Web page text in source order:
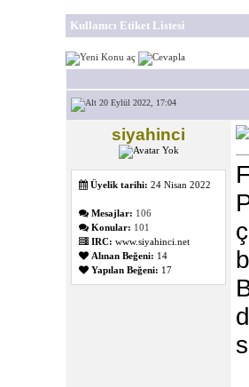
Kullanıcı Etiket Listesi
20 Eylül 2022, 17:04
siyahinci
Üyelik tarihi: 24 Nisan 2022
Mesajlar: 106
Konular: 101
IRC: www.siyahinci.net
Alınan Beğeni: 14
Yapılan Beğeni: 17